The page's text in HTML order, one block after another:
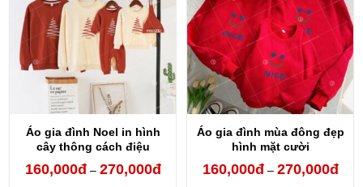
270,000đ
Áo gia đình Noel in hình
cây thông cách điệu
160,000đ – 270,000đKhoảng
Áo gia đình mùa đông đẹp
hình mặt cười
160,000đ – 270,000đ